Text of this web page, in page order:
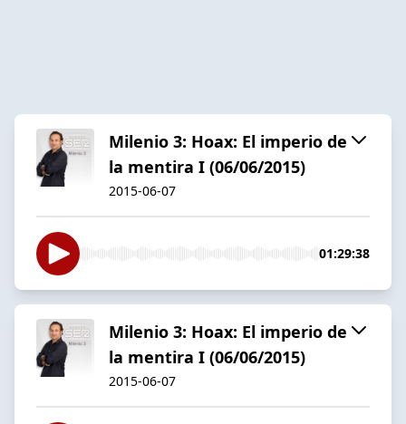
Milenio 3: Hoax: El imperio de
la mentira I (06/06/2015)
2015-06-07
01:29:38
Milenio 3: Hoax: El imperio de
la mentira I (06/06/2015)
2015-06-07